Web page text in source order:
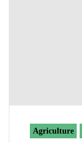
Agriculture